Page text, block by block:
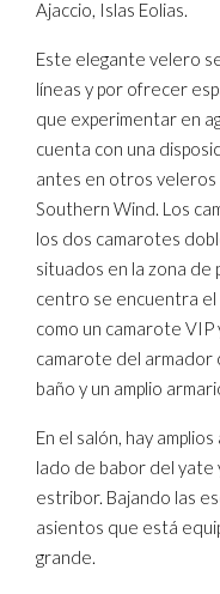
Ajaccio, Islas Eolias.
Este elegante velero
líneas y por ofrecer
que experimentar en
cuenta con una
antes en otros
Southern Wind. Los
los dos camarotes
situados en la zona de
centro se encuentra el
como un camarote VIP
camarote del armador
baño y un amplio
En el salón, hay
lado de babor del yate
estribor. Bajando las
asientos que está
grande.